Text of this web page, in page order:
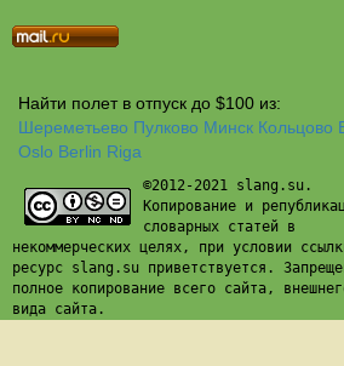
Найти полет в отпуск до $100 из:
Шереметьево Пулково Минск Кольцово
Oslo Berlin Riga
©2012-2021 slang.su.
Копирование и
словарных статей в
некоммерческих целях, при условии
ресурс slang.su приветствуется.
полное копирование всего сайта,
вида сайта.